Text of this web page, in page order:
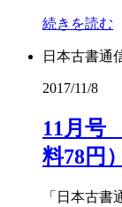
続きを読む
日本古書通
2017/11/8
11月号
料78円）
「日本古